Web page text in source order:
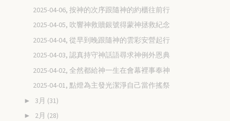
2025-04-06, 按神的次序跟隨神的約櫃往前行
2025-04-05, 吹響神救贖銀號得蒙神拯救紀念
2025-04-04, 從早到晚跟隨神的雲彩安營起行
2025-04-03, 認真持守神話語尋求神例外恩典
2025-04-02, 全然都給神一生在會幕裡事奉神
2025-04-01, 點燈為主發光潔淨自己當作搖祭
► 3月 (31)
► 2月 (28)